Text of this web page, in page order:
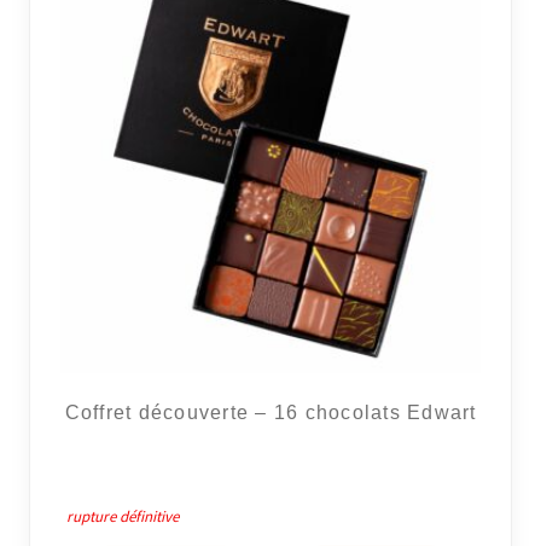
Coffret découverte – 16 chocolats Edwart
rupture définitive